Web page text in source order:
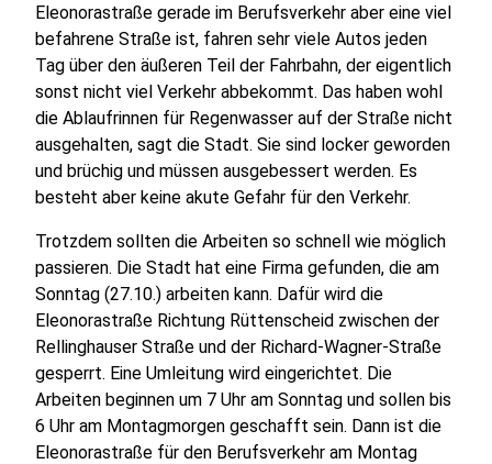
Eleonorastraße gerade im Berufsverkehr aber eine viel
befahrene Straße ist, fahren sehr viele Autos jeden
Tag über den äußeren Teil der Fahrbahn, der eigentlich
sonst nicht viel Verkehr abbekommt. Das haben wohl
die Ablaufrinnen für Regenwasser auf der Straße nicht
ausgehalten, sagt die Stadt. Sie sind locker geworden
und brüchig und müssen ausgebessert werden. Es
besteht aber keine akute Gefahr für den Verkehr.
Trotzdem sollten die Arbeiten so schnell wie möglich
passieren. Die Stadt hat eine Firma gefunden, die am
Sonntag (27.10.) arbeiten kann. Dafür wird die
Eleonorastraße Richtung Rüttenscheid zwischen der
Rellinghauser Straße und der Richard-Wagner-Straße
gesperrt. Eine Umleitung wird eingerichtet. Die
Arbeiten beginnen um 7 Uhr am Sonntag und sollen bis
6 Uhr am Montagmorgen geschafft sein. Dann ist die
Eleonorastraße für den Berufsverkehr am Montag